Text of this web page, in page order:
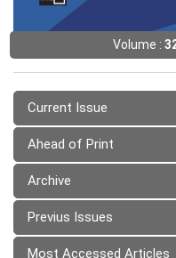
Volume :
Current Issue
Ahead of Print
Archive
Previus Issues
Most Accessed Articles